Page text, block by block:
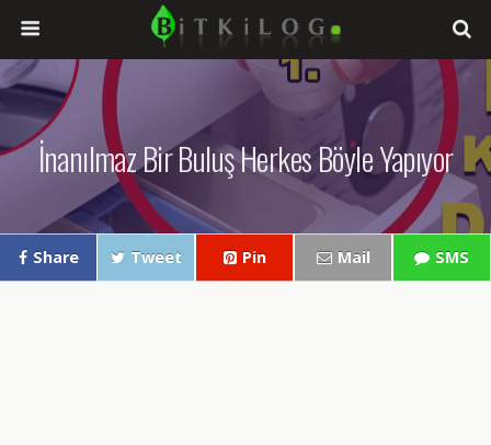
İnanılmaz Bir Buluş Herkes Böyle Yapıyor
Share Tweet Pin Mail SMS